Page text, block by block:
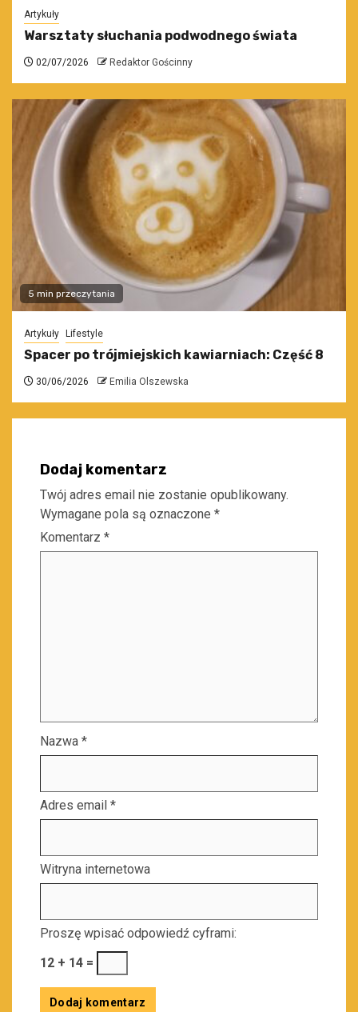
Artykuły
Warsztaty słuchania podwodnego świata
02/07/2026 Redaktor Gościnny
5 min przeczytania
Artykuły Lifestyle
Spacer po trójmiejskich kawiarniach: Część 8
30/06/2026 Emilia Olszewska
Dodaj komentarz
Twój adres email nie zostanie opublikowany.
Wymagane pola są oznaczone *
Komentarz *
Nazwa *
Adres email *
Witryna internetowa
Proszę wpisać odpowiedź cyframi:
12 + 14 =